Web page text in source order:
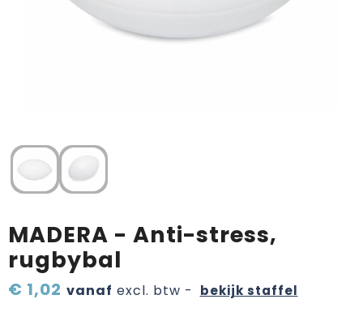
Verzorging & welness
Wijn, bier en proeverij
Zomerpakketten
MADERA - Anti-stress,
rugbybal
€ 1,02 vanaf excl. btw - bekijk staffel